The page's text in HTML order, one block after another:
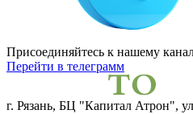
Присоединяйтесь к нашему
Перейти в телеграмм
г. Рязань, БЦ "Капитал Атрон",